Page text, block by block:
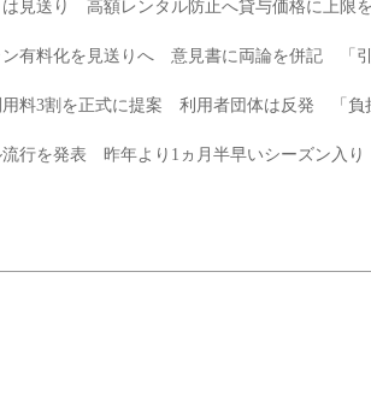
は見送り 高額レンタル防止へ貸与価格に上
ン有料化を見送りへ 意見書に両論を併記 「引
用料3割を正式に提案 利用者団体は反発 「負
流行を発表 昨年より1ヵ月半早いシーズン入